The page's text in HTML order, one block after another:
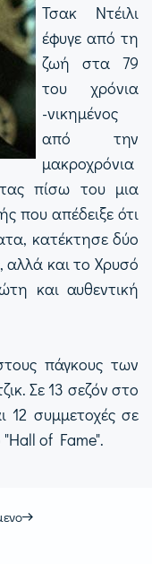
Τσακ Ντέιλι
έφυγε από τη
ζωή στα 79
του χρόνια
-νικημένος
από την
μακροχρόνια
πίσω του μια
που απέδειξε ότι
κατέκτησε δύο
αλλά και το Χρυσό
και αυθεντική
πάγκους των
Σε 13 σεζόν στο
12 συμμετοχές σε
"Hall of Fame".